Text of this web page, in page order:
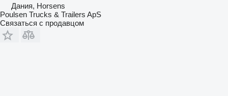
Дания, Horsens
Poulsen Trucks & Trailers ApS
Связаться с продавцом